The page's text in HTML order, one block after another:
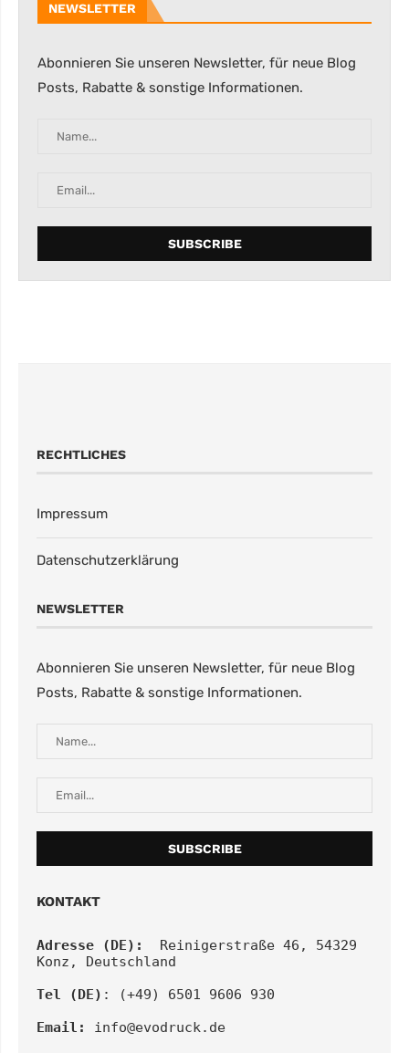
NEWSLETTER
Abonnieren Sie unseren Newsletter, für neue Blog
Posts, Rabatte & sonstige Informationen.
RECHTLICHES
Impressum
Datenschutzerklärung
NEWSLETTER
Abonnieren Sie unseren Newsletter, für neue Blog
Posts, Rabatte & sonstige Informationen.
KONTAKT
Adresse (DE):
Reinigerstraße 46, 54329
Konz, Deutschland
Tel (DE) : (+49) 6501 9606 930
Email:
info@evodruck.de